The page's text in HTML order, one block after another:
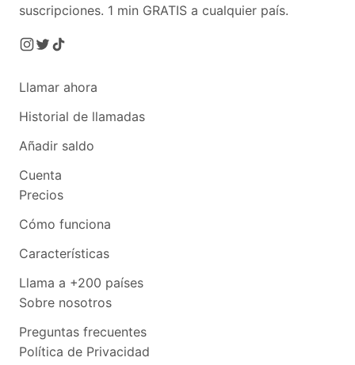
suscripciones. 1 min GRATIS a cualquier país.
Llamar ahora
Historial de llamadas
Añadir saldo
Cuenta
Precios
Cómo funciona
Características
Llama a +200 países
Sobre nosotros
Preguntas frecuentes
Política de Privacidad